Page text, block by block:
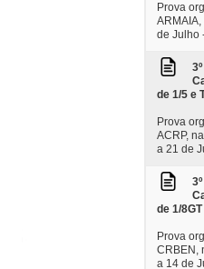
Prova
de Julho
de 1/5 e
Prova
ACRP,
a 21 de
de 1/8GT
Prova
CRBEN,
a 14 de